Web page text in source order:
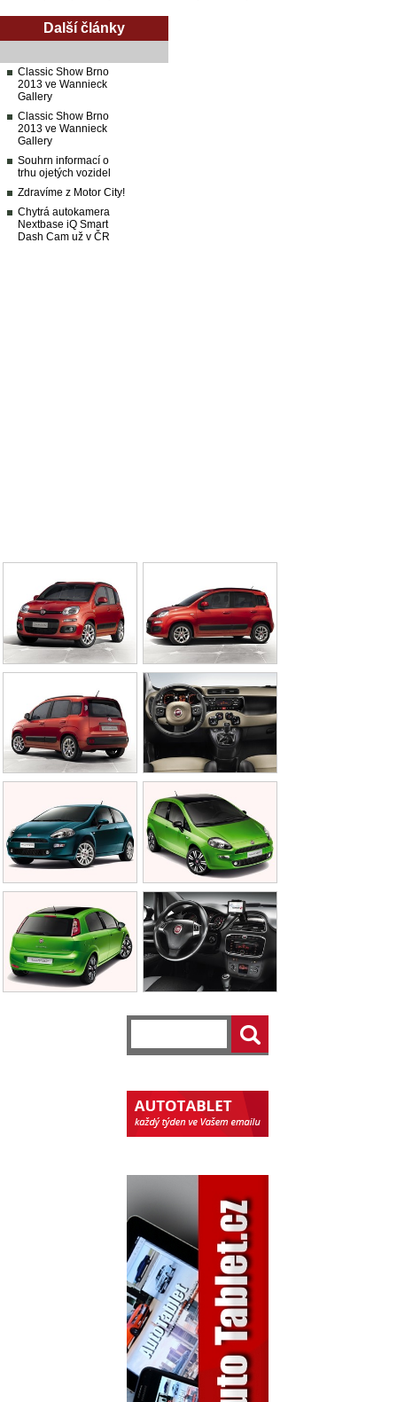
Další články
Classic Show Brno
2013 ve Wannieck
Gallery
Classic Show Brno
2013 ve Wannieck
Gallery
Souhrn informací o
trhu ojetých vozidel
Zdravíme z Motor City!
Chytrá autokamera
Nextbase iQ Smart
Dash Cam už v ČR